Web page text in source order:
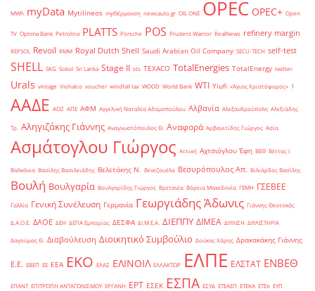
MWh myData Mytilineos myΘέρμανση newsauto.gr OIL ONE OPEC OPEC+ Open
TV Optima Bank Petrolina PLATTS Porsche POS Prudent Warrior RealNews refinery margin
REPSOL Revoil RMM Royal Dutch Shell Saudi Arabian Oil Company SECU-TECH self-test
SHELL SKG Sokol Sri Lanka Stage II sts TEXACO TotalEnergies TotalEnergy twitter
Urals vintage Viohalco voucher windfall tax WOOD World Bank WTI Yiufi «Άγιος Χριστόφορος» ΄1
ΑΑΔΕ ΑΟΖ ΑΠΕ ΑΦΜ Αγγελική Ναταλία Αδαμοπούλου Αλβανία Αλεξανδρούπολη Αλεξιάδης
Τρ. Αληγιζάκης Γιάννης Αναγνωστόπουλος Θ. Αναφορά Αρβανιτίδης Γιώργος Ασία
Ασμάτογλου Γιώργος Αττική Αχτσιόγλου Έφη ΒΕΘ Βέττας Ι.
Βαλκάνια Βασίλης Βασιλειάδης Βελετάκης Ν. Βενεζουέλα Βεσυρόπουλος Απ. Βιλιάρδος Βασίλης
Βουλή Βουλγαρία Βουλγαρίδης Γιώργος Βρετανία Βόρεια Μακεδονία ΓΕΜΗ ΓΣΕΒΕΕ
Γαλλία Γενική Συνέλευση Γερμανία Γεωργιάδης Άδωνις Γιάννης Θεοτοκάς
Δ.Α.Ο.Ε. ΔΑΟΕ ΔΕΗ ΔΕΠΑ Εμπορίας ΔΕΣΦΑ ΔΙ.Μ.Ε.Α. ΔΙΕΠΠΥ ΔΙΜΕΑ ΔΙΥΛΙΣΗ ΔΙΥΛΙΣΤΗΡΙΑ
Δαγούμας Θ. Διαβούλευση Διοικητικό Συμβούλιο Δούκας Χάρης Δρακακάκης Γιάννης
Ε.Ε. ΕΒΕΠ ΕΕ ΕΕΑ ΕΚΟ ΕΛΑΣ ΕΛΙΝΟΙΛ ΕΛΛΑΚΤΩΡ ΕΛΠΕ ΕΛΣΤΑΤ ΕΝΒΕΘ
ΕΠΑΝΤ ΕΠΙΤΡΟΠΗ ΑΝΤΑΓΩΝΙΣΜΟΥ ΕΡΓΑΝΗ ΕΡΤ ΕΣΕΚ ΕΣΠΑ ΕΣΥΔ ΕΤΕΑΕΠ ΕΤΕΚΑ ΕΤΕπ ΕΥΠ